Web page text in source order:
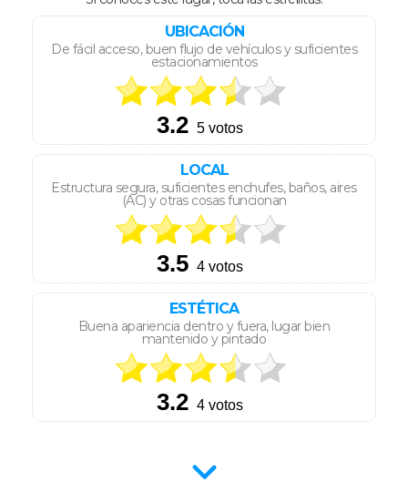
UBICACIÓN
De fácil acceso, buen flujo de vehículos y suficientes
estacionamientos
LOCAL
Estructura segura, suficientes enchufes, baños, aires
(AC) y otras cosas funcionan
ESTÉTICA
Buena apariencia dentro y fuera, lugar bien
mantenido y pintado